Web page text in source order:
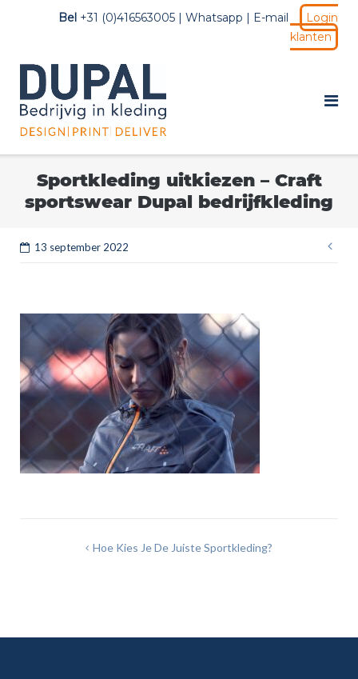
inhoud
Bel +31 (0)416563005 |Whatsapp | E-mail
Login
klanten
Sportkleding uitkiezen – Craft
sportswear Dupal bedrijfkleding
13 september 2022
BerichtHoe Kies Je De Juiste Sportkleding?